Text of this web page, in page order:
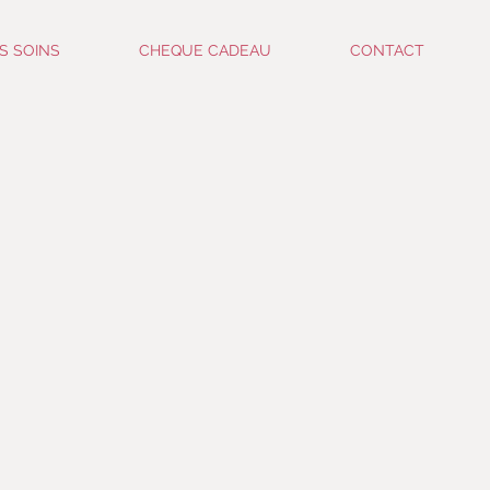
SOINS CHEQUE CADEAU CONTACT